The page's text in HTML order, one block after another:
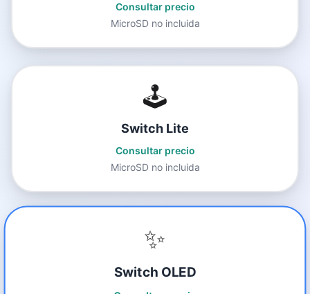
Consultar precio
MicroSD no incluida
🕹️
Switch Lite
Consultar precio
MicroSD no incluida
✨
Switch OLED